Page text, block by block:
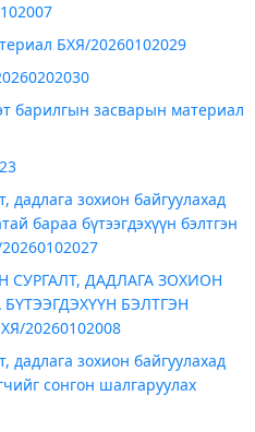
БХЯ/20260102029
барилгын засварын материал
зохион байгуулахад
бараа бүтээгдэхүүн бэлтгэн
ДАДЛАГА ЗОХИОН
БЭЛТГЭН
20260102008
зохион байгуулахад
сонгон шалгаруулах